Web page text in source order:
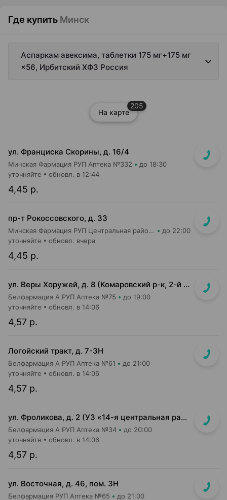
Где купить Минск
Аспаркам авексима, таблетки 175 мг+175 мг
×56, Ирбитский ХФЗ Россия
На карте
205
ул. Франциска Скорины, д. 16/4
Минская Фармация РУП Аптека №332 до 18:30
4,45 р.
уточняйте обновл. в 12:44
пр-т Рокоссовского, д. 33
Минская Фармация РУП Центральная районная аптека №182 до 22:00
4,45 р.
уточняйте обновл. вчера
ул. Веры Хоружей, д. 8 (Комаровский р-к, 2-й этаж)
Белфармация А РУП Аптека №75 до 19:00
4,57 р.
уточняйте обновл. в 14:06
Логойский тракт, д. 7-3Н
Белфармация А РУП Аптека №61 до 21:00
4,57 р.
уточняйте обновл. в 14:06
ул. Фроликова, д. 2 (УЗ «14-я центральная районная п-ка», 3 этаж)
Белфармация А РУП Аптека №34 до 20:00
4,57 р.
уточняйте обновл. в 14:06
ул. Восточная, д. 46, пом. 3Н
Белфармация РУП Аптека №65 до 21:00